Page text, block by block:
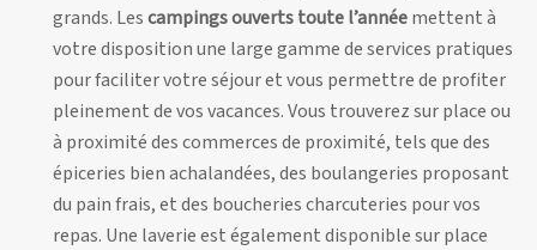
grands. Lescampings ouverts toute l’annéemettent à
votre disposition une large gamme de services pratiques
pour faciliter votre séjour et vous permettre de profiter
pleinement de vos vacances. Vous trouverez sur place ou
à proximité des commerces de proximité, tels que des
épiceries bien achalandées, des boulangeries proposant
du pain frais, et des boucheries charcuteries pour vos
repas. Une laverie est également disponible sur place